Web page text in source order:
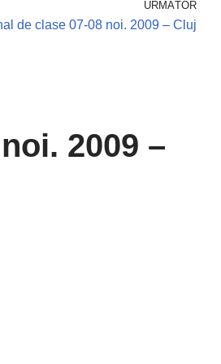
URMĂTOR
de clase 07-08 noi. 2009 – Cluj
2009 –